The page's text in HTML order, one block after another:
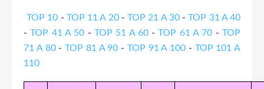
TOP 10 - TOP 11 A 20-TOP 21 A 30-TOP 31 A 40
-TOP 41 A 50 - TOP 51 A 60-TOP 61 A 70 - TOP
71 A 80- TOP 81 A 90 - TOP 91 A 100 - TOP 101 A
110